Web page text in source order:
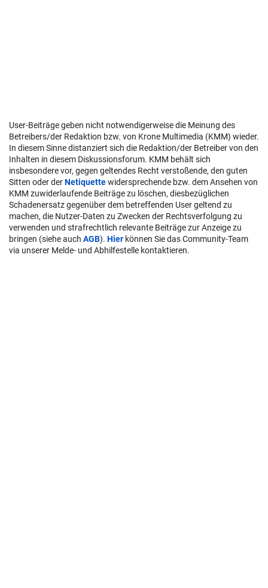
User-Beiträge geben nicht notwendigerweise die Meinung des
Betreibers/der Redaktion bzw. von Krone Multimedia (KMM) wieder.
In diesem Sinne distanziert sich die Redaktion/der Betreiber von den
Inhalten in diesem Diskussionsforum. KMM behält sich
insbesondere vor, gegen geltendes Recht verstoßende, den guten
Sitten oder derNetiquettewidersprechende bzw. dem Ansehen von
KMM zuwiderlaufende Beiträge zu löschen, diesbezüglichen
Schadenersatz gegenüber dem betreffenden User geltend zu
machen, die Nutzer-Daten zu Zwecken der Rechtsverfolgung zu
verwenden und strafrechtlich relevante Beiträge zur Anzeige zu
bringen (siehe auch AGB). Hier können Sie das Community-Team
via unserer Melde- und Abhilfestelle kontaktieren.